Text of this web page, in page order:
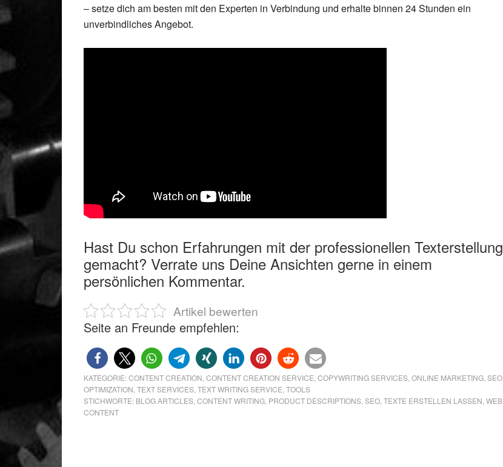
– setze dich am besten mit den Experten in Verbindung und erhalte binnen 24 Stunden ein
unverbindliches Angebot.
Hast Du schon Erfahrungen mit der professionellen Texterstellung
gemacht? Verrate uns Deine Ansichten gerne in einem
persönlichen Kommentar.
Artikel bewerten
Seite an Freunde empfehlen:
KATEGORIE:CONTENT CREATION CONTENT CREATION SERVICE COPYWRITING SERVICES ONLINE MARKETING SEO
OPTIMIZATION TEXT SERVICES TEXT WRITING SERVICE TOOLS
STICHWORTE: BLOG ARTICLES CONTENT WRITING PRODUCT DESCRIPTIONS SEO TEXTE ERSTELLEN LASSEN WEB
CONTENT